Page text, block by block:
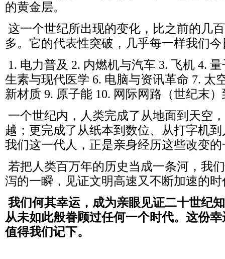
的黄金层。
这一个世纪所出现的变化，比之前的几
多。它的代表性突破，几乎每一样我们
1. 电力普及 2. 内燃机与汽车 3. 飞机 4.
生素与现代医学 6. 电脑与资讯革命 7. 太
新材质 9. 原子能 10. 网际网路（世纪末
一个世纪内，人类完成了从地面到天空
越；更完成了从纸本到数位、从打字机
我们这一代人，正是亲身经历这些改变
若把人类百万年的历史当成一条河，我
泻的一瞬，见证文明高速又不断加速的
我们何其幸运，成为亲眼见证二十世纪
从未如此般眷顾过任何一个时代。这份
值得我们记下。